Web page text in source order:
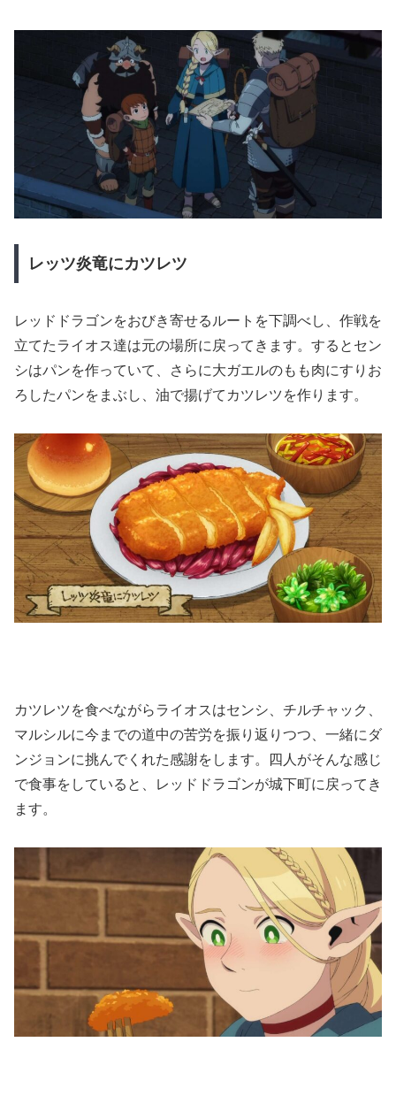
レッツ炎竜にカツレツ
レッドドラゴンをおびき寄せるルートを下調べし、作戦を
立てたライオス達は元の場所に戻ってきます。するとセン
シはパンを作っていて、さらに大ガエルのもも肉にすりお
ろしたパンをまぶし、油で揚げてカツレツを作ります。
カツレツを食べながらライオスはセンシ、チルチャック、
マルシルに今までの道中の苦労を振り返りつつ、一緒にダ
ンジョンに挑んでくれた感謝をします。四人がそんな感じ
で食事をしていると、レッドドラゴンが城下町に戻ってき
ます。